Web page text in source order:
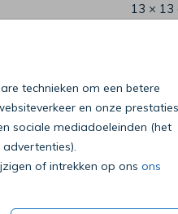
technieken om een betere
en onze prestaties
sociale mediadoeleinden (het
of intrekken op ons ons
13 × 13